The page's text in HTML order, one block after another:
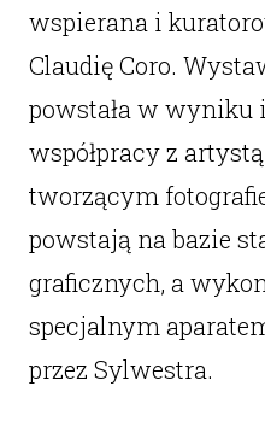
wspierana i
Claudię Coro.
powstała w wyniku
współpracy z
tworzącym
powstają na bazie
graficznych, a
specjalnym
przez Sylwestra.